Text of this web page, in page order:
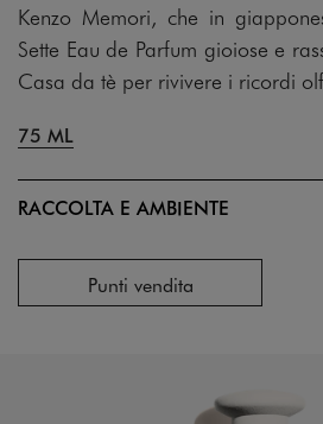
Kenzo Memori, che in
Sette Eau de Parfum gioiose e
Casa da tè per rivivere i ricordi
75 ML
RACCOLTA E AMBIENTE
Punti vendita